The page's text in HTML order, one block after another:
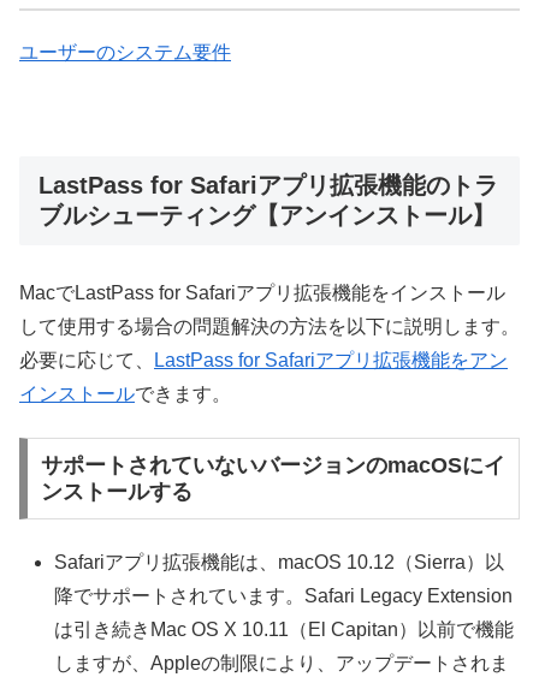
ユーザーのシステム要件
LastPass for Safariアプリ拡張機能のトラ
ブルシューティング【アンインストール】
MacでLastPass for Safariアプリ拡張機能をインストール
して使用する場合の問題解決の方法を以下に説明します。
必要に応じて、
LastPass for Safariアプリ拡張機能をアン
インストールできます。
サポートされていないバージョンのmacOSにイ
ンストールする
Safariアプリ拡張機能は、macOS 10.12（Sierra）以
降でサポートされています。Safari Legacy Extension
は引き続きMac OS X 10.11（El Capitan）以前で機能
しますが、Appleの制限により、アップデートされま